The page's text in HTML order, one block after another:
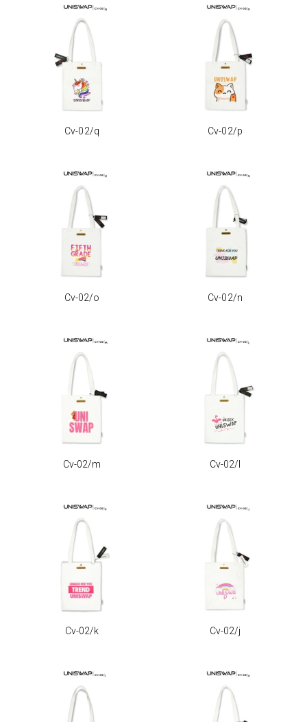
Cv-02/q Cv-02/p
Cv-02/o Cv-02/n
Cv-02/m Cv-02/l
Cv-02/k Cv-02/j